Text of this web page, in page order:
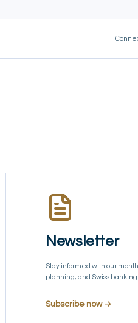
Newsletter
Stay informed with our
planning, and Swiss banking.
Subscribe now →